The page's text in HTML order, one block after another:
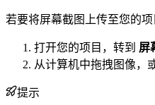
若要将屏幕截图上传至您的项
打开您的项目，转到 屏
从计算机中拖拽图像，
提示